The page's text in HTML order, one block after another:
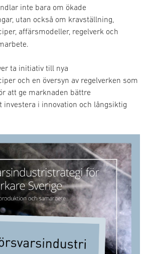
inte bara om ökade
utan också om kravställning,
affärsmodeller, regelverk och
ta initiativ till nya
och en översyn av regelverken som
att ge marknaden bättre
i innovation och långsiktig